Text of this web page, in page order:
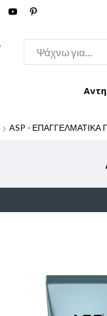
ASP - ΕΠΑΓΓΕΛΜΑΤΙΚΑ